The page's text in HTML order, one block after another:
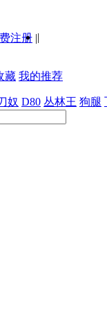
注册 ||
藏 我的推荐
奴 D80 丛林王 狗腿